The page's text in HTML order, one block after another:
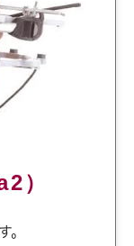
）
。